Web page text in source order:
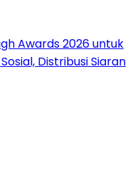
Awards 2026 untuk
Distribusi Siaran